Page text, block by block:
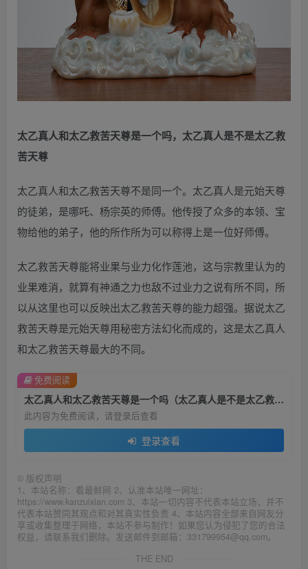
太乙真人和太乙救苦天尊是一个吗，太乙真人是不是太乙救
苦天尊
太乙真人和太乙救苦天尊不是同一个。太乙真人是元始天尊
的徒弟，是哪吒、杨宗英的师傅。他传授了众多的本领、宝
物给他的弟子，他的所作所为可以称得上是一位好师傅。
太乙救苦天尊能将业果与业力化作莲池，这与宗教里认为的
业果难消，就算有神通之力也敌不过业力之说有所不同，所
以从这里也可以反映出太乙救苦天尊的能力超强。据说太乙
救苦天尊是元始天尊用秘密方法幻化而成的，这是太乙真人
和太乙救苦天尊最大的不同。
太乙真人和太乙救苦天尊是一个吗（太乙真人是不是太乙救苦天尊）
此内容为免费阅读，请登录后查看
登录查看
免费阅读
© 版权声明
1、本站名称：看最鲜网 2、认准本站唯一网址：
https://www.kanzuixian.com 3、本站一切内容不代表本站立场，并不
代表本站赞同其观点和对其真实性负责 4、本站内容全部来自网友分
享或收集整理于网络，本站不参与制作！如果您认为侵犯了您的合法
权益，请联系我们删除。发送邮件到邮箱：331799954@qq.com。
THE END